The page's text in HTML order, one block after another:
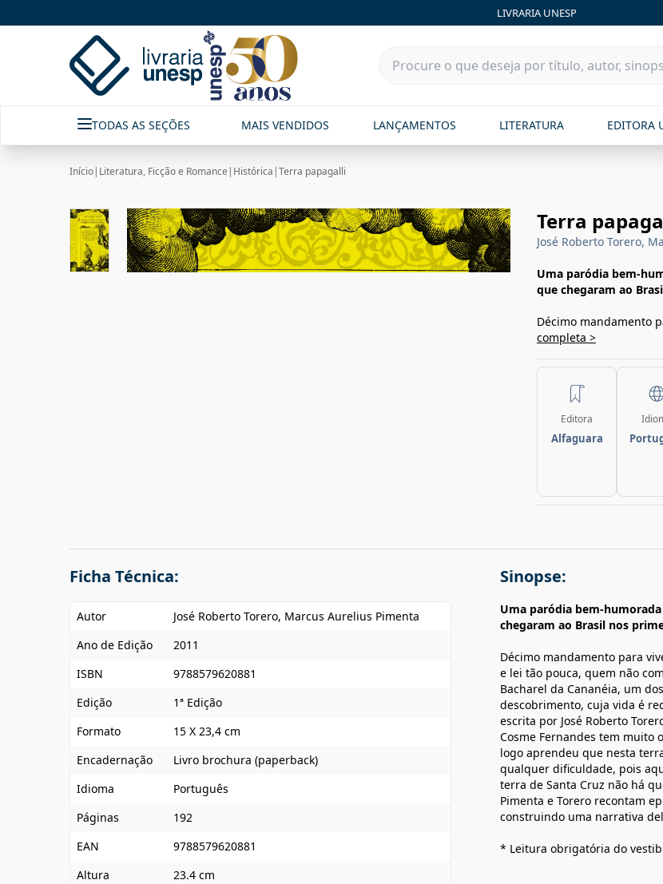
LIVRARIA UNESP
TODAS AS SEÇÕES MAIS VENDIDOS LANÇAMENTOS LITERATURA EDITORA
Início| Literatura, Ficção e Romance | Histórica |Terra papagalli
Terra
José Roberto Torero,
Uma paródia bem-
que chegaram ao
Décimo mandamento
completa >
Editora
Alfaguara
Ficha Técnica:
Autor
José Roberto Torero, Marcus Aurelius Pimenta
Ano de Edição
2011
ISBN
9788579620881
Edição
1ª Edição
Formato
15 X 23,4 cm
Encadernação
Livro brochura (paperback)
Idioma
Português
Páginas
192
EAN
9788579620881
Altura
23.4 cm
Sinopse:
Uma paródia bem-
chegaram ao Brasil nos
Décimo mandamento para
e lei tão pouca, quem não
Bacharel da Cananéia, um
descobrimento, cuja vida é
escrita por José Roberto
Cosme Fernandes tem muito
logo aprendeu que nesta
qualquer dificuldade, pois
terra de Santa Cruz não há
Pimenta e Torero recontam
construindo uma narrativa
* Leitura obrigatória do